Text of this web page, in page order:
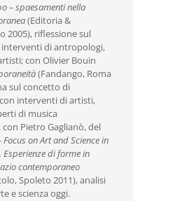
– spaesamenti nella
(Editoria &
2005), riflessione sul
di antropologi,
con Olivier Bouin
(Fandango, Roma
sul concetto di
interventi di artisti,
di musica
Pietro Gaglianò, del
Focus on Art and Science in
di forme in
contemporaneo
Spoleto 2011), analisi
e scienza oggi.